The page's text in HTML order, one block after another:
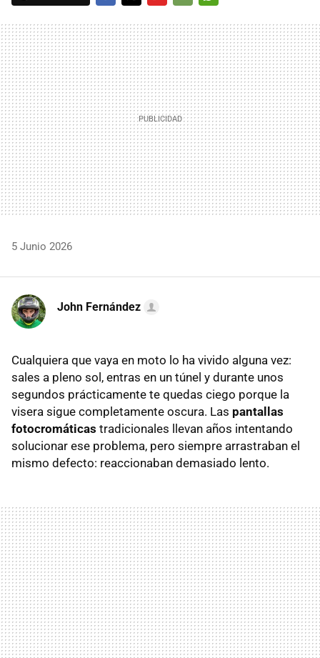
MAIL
5 Junio 2026
John Fernández
Cualquiera que vaya en moto lo ha vivido alguna vez:
sales a pleno sol, entras en un túnel y durante unos
segundos prácticamente te quedas ciego porque la
visera sigue completamente oscura. Las pantallas
fotocromáticas tradicionales llevan años intentando
solucionar ese problema, pero siempre arrastraban el
mismo defecto: reaccionaban demasiado lento.